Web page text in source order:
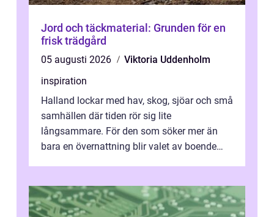
Jord och täckmaterial: Grunden för en
frisk trädgård
05 augusti 2026
Viktoria Uddenholm
inspiration
Halland lockar med hav, skog, sjöar och små
samhällen där tiden rör sig lite
långsammare. För den som söker mer än
bara en övernattning blir valet av boende